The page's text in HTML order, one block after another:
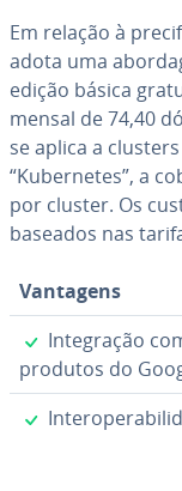
Em relação à
adota uma
edição básica
mensal de 74,40
se aplica a
“Ku­ber­ne­tes”, a
por cluster. Os
baseados nas
Vantagens
✓
In­te­gra­ção
produtos do
✓